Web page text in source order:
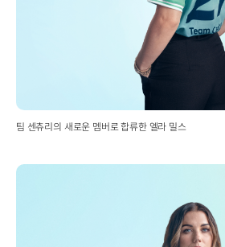
팀 센츄리의 새로운 멤버로 합류한 엘라 밀스